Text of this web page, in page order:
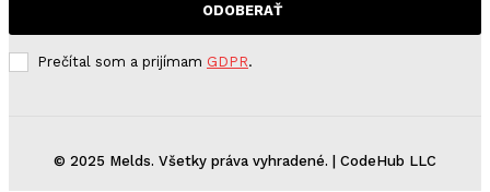
ODOBERAŤ
Prečítal som a prijímam GDPR.
© 2025 Melds. Všetky práva vyhradené. | CodeHub LLC